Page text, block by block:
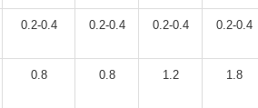
0.2-0.4 0.2-0.4 0.2-0.4 0.2-0.4
0.8 0.8 1.2 1.8